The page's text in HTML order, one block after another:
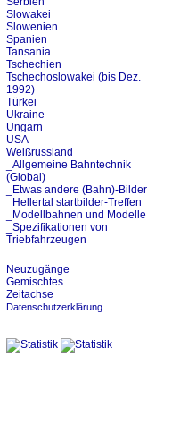
Slowakei
Slowenien
Spanien
Tansania
Tschechien
Tschechoslowakei (bis Dez.
1992)
Türkei
Ukraine
Ungarn
USA
Weißrussland
_Allgemeine Bahntechnik
(Global)
_Etwas andere (Bahn)-Bilder
_Hellertal startbilder-Treffen
_Modellbahnen und Modelle
_Spezifikationen von
Triebfahrzeugen
Neuzugänge
Gemischtes
Zeitachse
Datenschutzerklärung